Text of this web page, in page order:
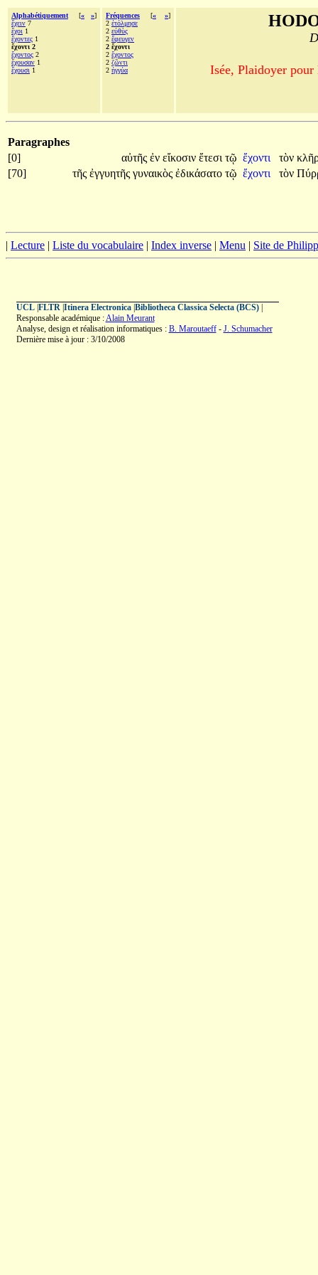
Alphabétiquement [« »]
ἔχειν 7
ἔχοι 1
ἔχοντες 1
ἔχοντι 2
ἔχοντος 2
ἔχουσαν 1
ἔχουσι 1
Fréquences [« »]
2 ἐτόλμησε
2 εὐθὺς
2 ἔφευγεν
2 ἔχοντι
2 ἔχοντος
2 ζῶντι
2 ἠγγύα Isée, Plaidoyer pour
Paragraphes
[0]
αὐτῆς ἐν εἴκοσιν ἔτεσι τῷ ἔχοντι τὸν
[70]
τῆς ἐγγυητῆς γυναικὸς ἐδικάσατο τῷ ἔχοντι τὸν
| Lecture | Liste du vocabulaire | Index inverse | Menu | Site de
UCL| FLTR| Itinera Electronica| Bibliotheca Classica Selecta (BCS)|
Responsable académique :Alain Meurant
Analyse, design et réalisation informatiques : B. Maroutaeff- J. Schumacher
Dernière mise à jour : 3/10/2008